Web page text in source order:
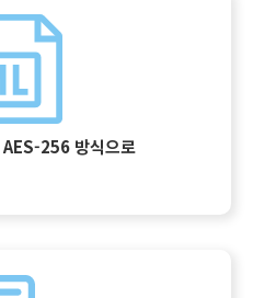
256 방식으로